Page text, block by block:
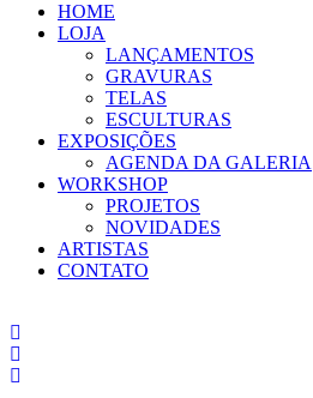
HOME
LOJA
LANÇAMENTOS
GRAVURAS
TELAS
ESCULTURAS
EXPOSIÇÕES
AGENDA DA GALERIA
WORKSHOP
PROJETOS
NOVIDADES
ARTISTAS
CONTATO